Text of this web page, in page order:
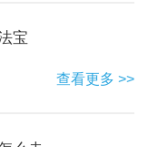
宝
查看更多 >>